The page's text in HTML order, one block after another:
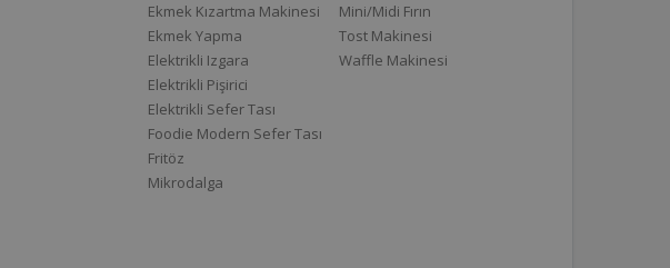
Ekmek Kızartma Makinesi
Ekmek Yapma
Elektrikli Izgara
Elektrikli Pişirici
Elektrikli Sefer Tası
Foodie Modern Sefer Tası
Fritöz
Mikrodalga
Mini/Midi Fırın
Tost Makinesi
Waffle Makinesi